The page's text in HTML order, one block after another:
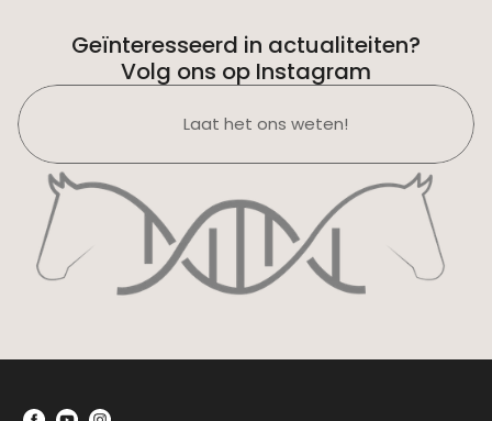
Geïnteresseerd in actualiteiten?
Volg ons op Instagram
Laat het ons weten!